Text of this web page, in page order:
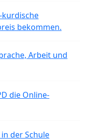
kurdische
bekommen.
Arbeit und
die Online-
der Schule